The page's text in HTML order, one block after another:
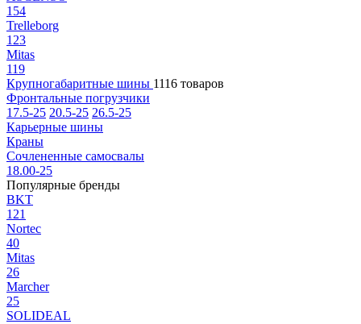
154
Trelleborg
123
Mitas
119
Крупногабаритные шины 1116 товаров
Фронтальные погрузчики
17.5-25 20.5-25 26.5-25
Карьерные шины
Краны
Сочлененные самосвалы
18.00-25
Популярные бренды
BKT
121
Nortec
40
Mitas
26
Marcher
25
SOLIDEAL